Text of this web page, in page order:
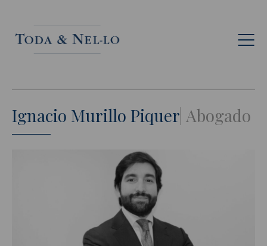
Esp
Ignacio Murillo Piquer Abogado